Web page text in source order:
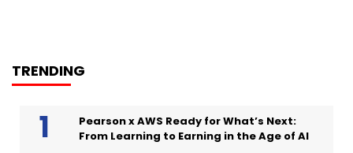
TRENDING
Pearson x AWS Ready for What’s Next:
From Learning to Earning in the Age of AI